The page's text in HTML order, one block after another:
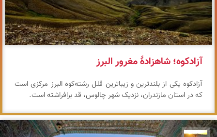
آزادکوه؛ شاهزادهٔ مغرور البرز
آزادکوه یکی از بلندترین و زیباترین قلل رشته‌کوه البرز مرکزی است
که در استان مازندران، نزدیک شهر چالوس، قد برافراشته است.